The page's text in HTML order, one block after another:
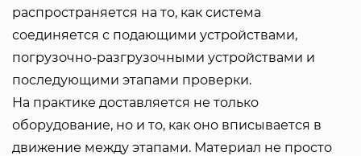
распространяется на то, как система
соединяется с подающими устройствами,
погрузочно-разгрузочными устройствами и
последующими этапами проверки.
На практике доставляется не только
оборудование, но и то, как оно вписывается в
движение между этапами. Материал не просто